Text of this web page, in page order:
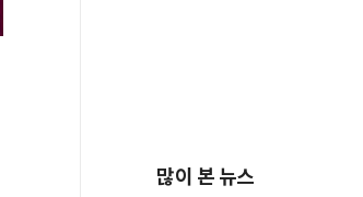
많이 본 뉴스